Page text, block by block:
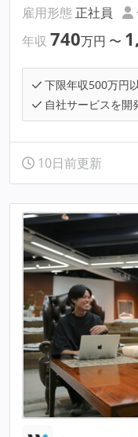
雇用形態 正社員
年収 740万円 〜
下限年収500万円
自社サービスを開
10日前更新